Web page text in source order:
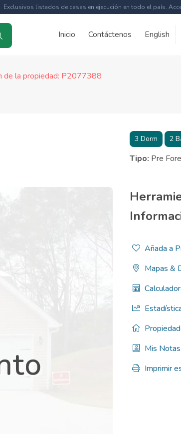
Exclusivos listados de casas en ejecución en todo el país.
Inicio Contáctenos English
de la propiedad: P2077388
3Dorm 2
Tipo: Pre
Añada a
Mapas &
Mis Notas
Imprimir